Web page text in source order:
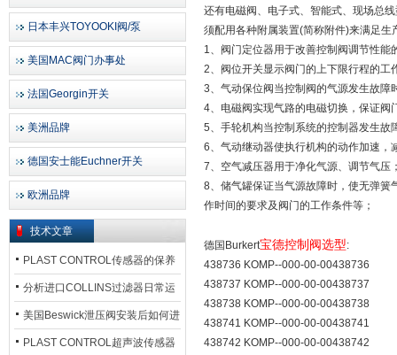
日本丰兴TOYOOKI阀/泵
美国MAC阀门办事处
法国Georgin开关
美洲品牌
德国安士能Euchner开关
欧洲品牌
技术文章
PLAST CONTROL传感器的保养
方法
分析进口COLLINS过滤器日常运
行排污步骤
美国Beswick泄压阀安装后如何进
行调试?
PLAST CONTROL超声波传感器
还有电磁阀、电子式、智能式、现场总
须配用各种附属装置(简称附件)来满足
1、阀门定位器用于改善控制阀调节性能
2、阀位开关显示阀门的上下限行程的工
3、气动保位阀当控制阀的气源发生故障
4、电磁阀实现气路的电磁切换，保证阀
5、手轮机构当控制系统的控制器发生故
6、气动继动器使执行机构的动作加速，
7、空气减压器用于净化气源、调节气压
8、储气罐保证当气源故障时，使无弹簧
作时间的要求及阀门的工作条件等；
德国Burkert宝德控制阀选型
438736 KOMP--000-00-
438737 KOMP--000-00-
438738 KOMP--000-00-
438741 KOMP--000-00-
438742 KOMP--000-00-